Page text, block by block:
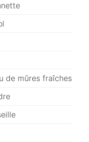
de mûres fraîches